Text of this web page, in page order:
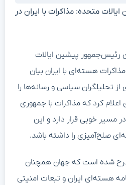
متحده: مذاکرات با ایران در
رئیس‌جمهور پیشین ایالات
هسته‌ای با ایران بیان
تحلیلگران سیاسی و رسانه‌ها را
کرد که مذاکرات با جمهوری
مسیر خوبی قرار دارد و این
صلح‌آمیزی را داشته باشد.
شده است که جهان همچنان
هسته‌ای ایران و تبعات امنیتی